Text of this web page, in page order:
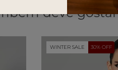
deve gostar
WINTER SALE 30% OFF